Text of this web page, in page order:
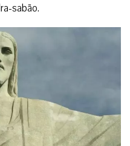
sabão.